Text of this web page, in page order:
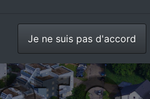
Je ne suis pas d'accord